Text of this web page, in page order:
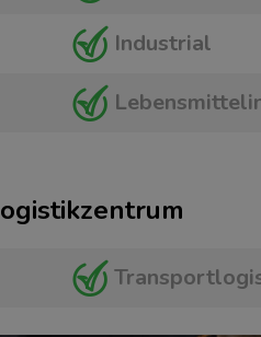
Industrial